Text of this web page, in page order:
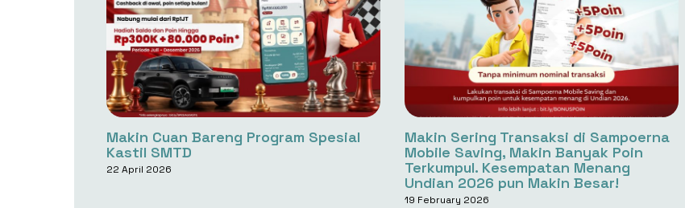
Makin Cuan Bareng Program Spesial
Kastil SMTD
22 April 2026
Makin Sering Transaksi di Sampoerna
Mobile Saving, Makin Banyak Poin
Terkumpul. Kesempatan Menang
Undian 2026 pun Makin Besar!
19 February 2026